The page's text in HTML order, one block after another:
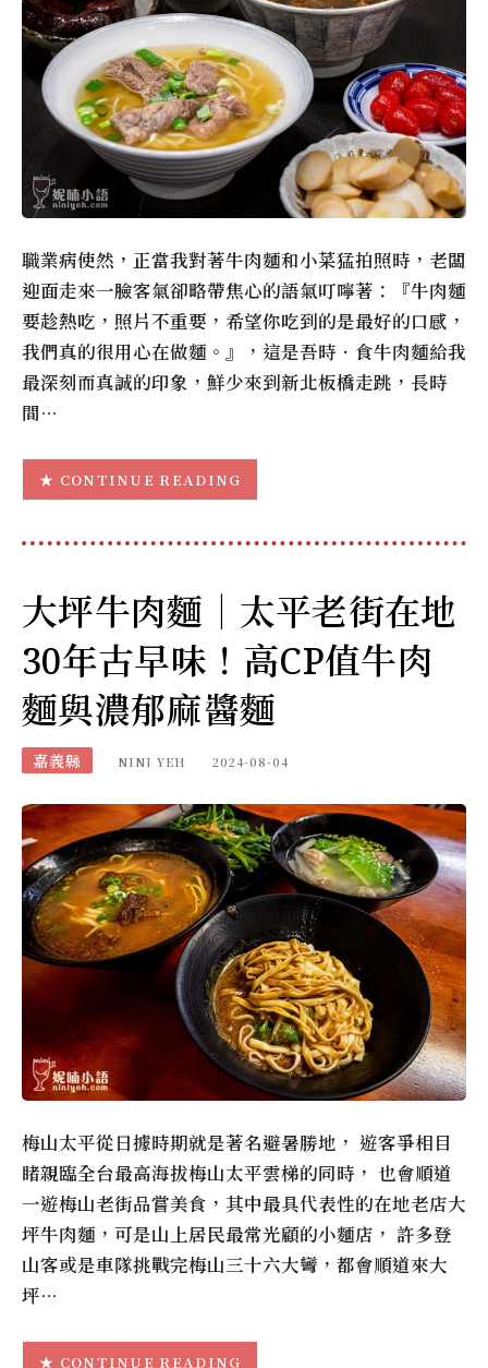
職業病使然，正當我對著牛肉麵和小菜猛拍照時，老闆
迎面走來一臉客氣卻略帶焦心的語氣叮嚀著：『牛肉麵
要趁熱吃，照片不重要，希望你吃到的是最好的口感，
我們真的很用心在做麵。』，這是吾時．食牛肉麵給我
最深刻而真誠的印象，鮮少來到新北板橋走跳，長時
間…
CONTINUE READING
大坪牛肉麵｜太平老街在地
30年古早味！高CP值牛肉
麵與濃郁麻醬麵
嘉義縣 NINI YEH 2024-08-04
梅山太平從日據時期就是著名避暑勝地， 遊客爭相目
睹親臨全台最高海拔梅山太平雲梯的同時， 也會順道
一遊梅山老街品嘗美食，其中最具代表性的在地老店大
坪牛肉麵，可是山上居民最常光顧的小麵店， 許多登
山客或是車隊挑戰完梅山三十六大彎，都會順道來大
坪…
CONTINUE READING